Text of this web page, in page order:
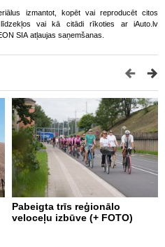
izmantot, kopēt vai reproducēt citos
vai kā citādi rīkoties ar iAuto.lv
SIA atļaujas saņemšanas.
Pabeigta trīs reģionālo
veloceļu izbūve (+ FOTO)